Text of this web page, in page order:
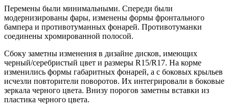
Перемены были минимальными. Спереди были
модернизированы фары, изменены формы фронтального
бампера и противотуманных фонарей. Противотуманки
соединены хромированной полосой.
Сбоку заметны изменения в дизайне дисков, имеющих
черный/серебристый цвет и размеры R15/R17. На корме
изменились формы габаритных фонарей, а с боковых крыльев
исчезли повторители поворотов. Их интегрировали в боковые
зеркала черного цвета. Внизу порогов заметны вставки из
пластика черного цвета.